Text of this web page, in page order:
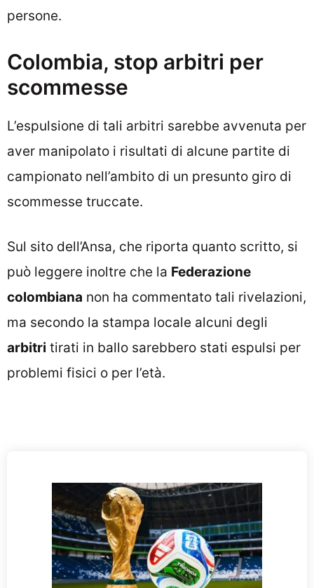
persone.
Colombia, stop arbitri per
scommesse
L’espulsione di tali arbitri sarebbe avvenuta per
aver manipolato i risultati di alcune partite di
campionato nell’ambito di un presunto giro di
scommesse truccate.
Sul sito dell’Ansa, che riporta quanto scritto, si
può leggere inoltre che la Federazione
colombiana non ha commentato tali rivelazioni,
ma secondo la stampa locale alcuni degli
arbitri tirati in ballo sarebbero stati espulsi per
problemi fisici o per l’età.